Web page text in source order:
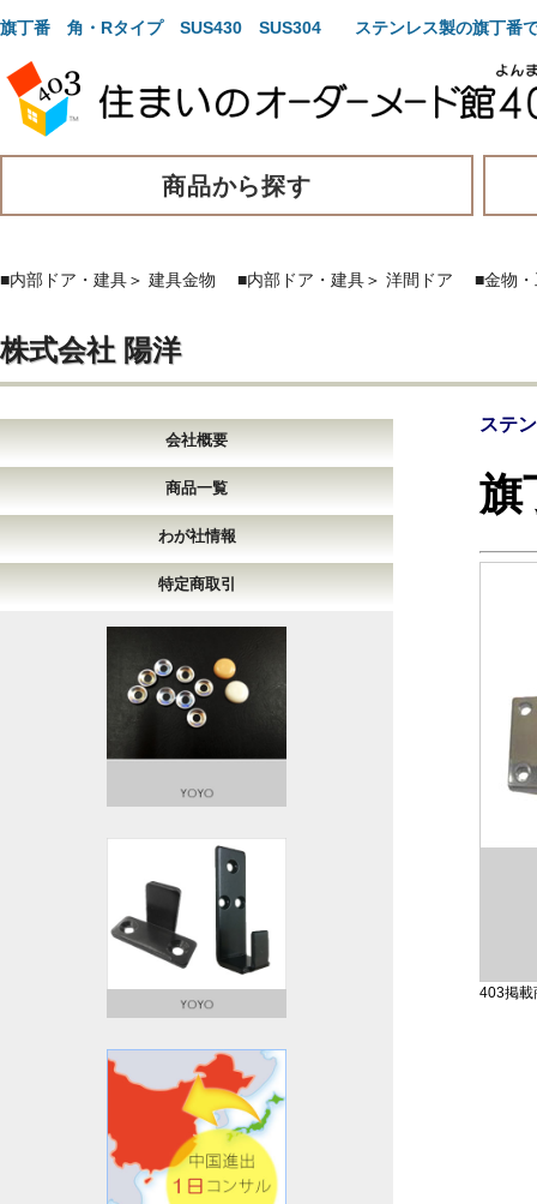
旗丁番 角・Rタイプ SUS430 SUS304 ステンレス製の旗丁番で
商品から探す
■内部ドア・建具＞ 建具金物 ■内部ドア・建具＞ 洋間ドア ■金物
株式会社 陽洋
会社概要
商品一覧
わが社情報
特定商取引
ステ
403掲載